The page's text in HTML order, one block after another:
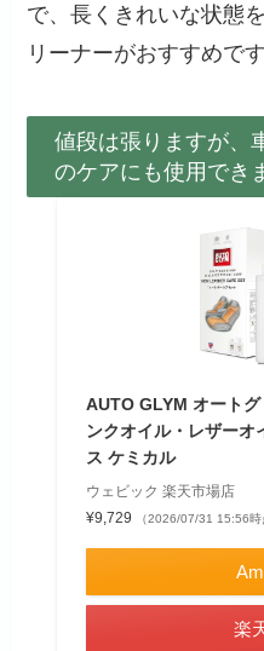
で、長くきれいな状態
リーナーがおすすめです
値段は張りますが、
のケアにも使用でき
AUTO GLYM オート
ンクオイル・レザーオ
ス ケミカル
ウェビック 楽天市場店
¥9,729
（2026/07/31 15:56時
楽